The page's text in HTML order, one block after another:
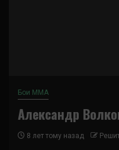
Бои ММА
Александр
8 лет тому назад